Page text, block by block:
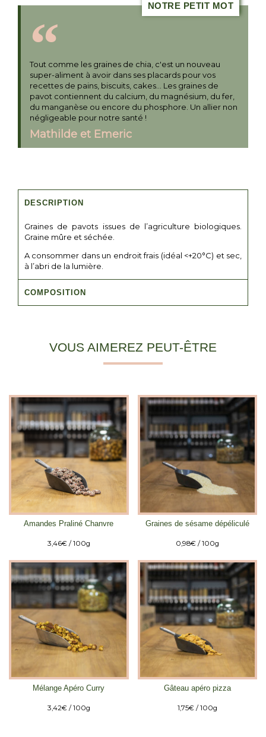
Tout comme les graines de chia, c'est un nouveau
super-aliment à avoir dans ses placards pour vos
recettes de pains, biscuits, cakes... Les graines de
pavot contiennent du calcium, du magnésium, du fer,
du manganèse ou encore du phosphore. Un allier non
négligeable pour notre santé !
Mathilde et Emeric
NOTRE PETIT MOT
DESCRIPTION
Graines de pavots issues de l’agriculture biologiques.
Graine mûre et séchée.
A consommer dans un endroit frais (idéal <+20°C) et sec,
à l’abri de la lumière.
COMPOSITION
VOUS AIMEREZ PEUT-ÊTRE
Amandes Praliné Chanvre
3,46€ / 100g
Graines de sésame dépéliculé
0,98€ / 100g
Mélange Apéro Curry
3,42€ / 100g
Gâteau apéro pizza
1,75€ / 100g